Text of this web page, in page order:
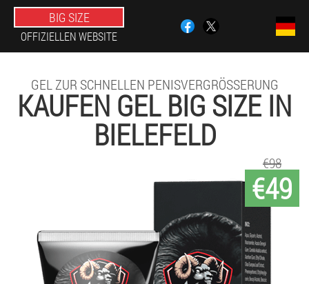
BIG SIZE
OFFIZIELLEN WEBSITE
GEL ZUR SCHNELLEN PENISVERGRÖSSERUNG
KAUFEN GEL BIG SIZE IN
BIELEFELD
€49
€98